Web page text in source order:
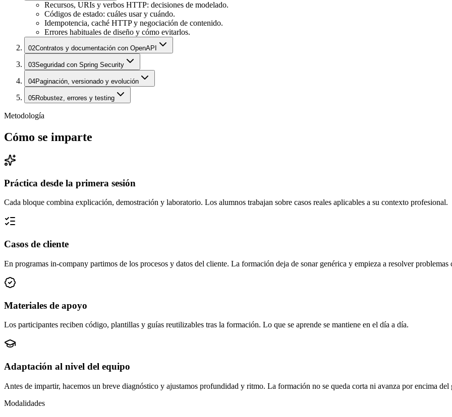
Recursos, URIs y verbos HTTP: decisiones de modelado.
Códigos de estado: cuáles usar y cuándo.
Idempotencia, caché HTTP y negociación de contenido.
Errores habituales de diseño y cómo evitarlos.
02Contratos y documentación con OpenAPI
03Seguridad con Spring Security
04Paginación, versionado y evolución
05Robustez, errores y testing
Metodología
Cómo se imparte
Práctica desde la primera sesión
Cada bloque combina explicación, demostración y laboratorio. Los alumnos trabajan sobre casos reales aplicables a su contexto profesional.
Casos de cliente
En programas in-company partimos de los procesos y datos del cliente. La formación deja de sonar genérica y empieza a resolver problemas
Materiales de apoyo
Los participantes reciben código, plantillas y guías reutilizables tras la formación. Lo que se aprende se mantiene en el día a día.
Adaptación al nivel del equipo
Antes de impartir, hacemos un breve diagnóstico y ajustamos profundidad y ritmo. La formación no se queda corta ni avanza por encima del
Modalidades